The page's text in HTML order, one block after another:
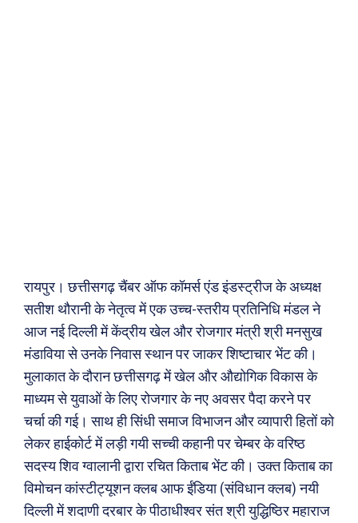
रायपुर। छत्तीसगढ़ चैंबर ऑफ कॉमर्स एंड इंडस्ट्रीज के अध्यक्ष
सतीश थौरानी के नेतृत्व में एक उच्च-स्तरीय प्रतिनिधि मंडल ने
आज नई दिल्ली में केंद्रीय खेल और रोजगार मंत्री श्री मनसुख
मंडाविया से उनके निवास स्थान पर जाकर शिष्टाचार भेंट की।
मुलाकात के दौरान छत्तीसगढ़ में खेल और औद्योगिक विकास के
माध्यम से युवाओं के लिए रोजगार के नए अवसर पैदा करने पर
चर्चा की गई। साथ ही सिंधी समाज विभाजन और व्यापारी हितों को
लेकर हाईकोर्ट में लड़ी गयी सच्ची कहानी पर चेम्बर के वरिष्ठ
सदस्य शिव ग्वालानी द्वारा रचित किताब भेंट की। उक्त किताब का
विमोचन कांस्टीट्यूशन क्लब आफ ईंडिया (संविधान क्लब) नयी
दिल्ली में शदाणी दरबार के पीठाधीश्वर संत श्री युद्धिष्ठिर महाराज